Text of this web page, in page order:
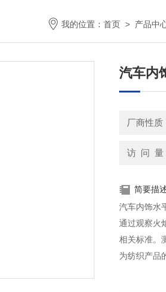
我的位置： 首页 > 产品中
汽车内
厂商性质
访 问 量
简要描
汽车内饰水
通过观察火
相关标准。
为纺织产品